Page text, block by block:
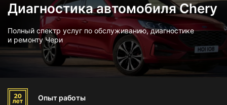
Диагностика автомобиля Chery
Полный спектр услуг по обслуживанию, диагностике
и ремонту Чери
Опыт работы